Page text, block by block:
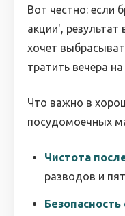
Вот честно: если
акции', результат
хочет
тратить вечера
Что важно в
посудомоечных
Чистота
разводов и
Безопасность